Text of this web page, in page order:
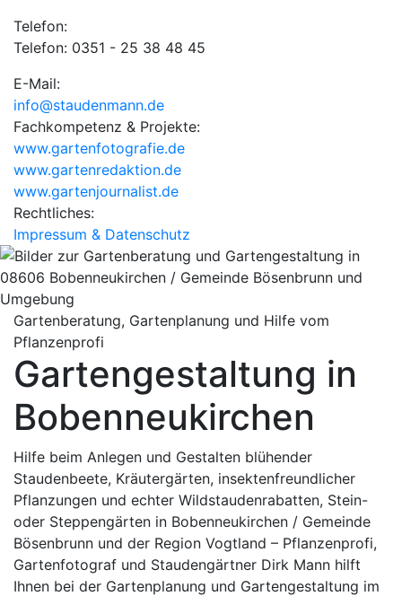
Telefon:
Telefon: 0351 - 25 38 48 45
E-Mail:
info@staudenmann.de
Fachkompetenz & Projekte:
www.gartenfotografie.de
www.gartenredaktion.de
www.gartenjournalist.de
Rechtliches:
Impressum & Datenschutz
Gartenberatung, Gartenplanung und Hilfe vom
Pflanzenprofi
Gartengestaltung in
Bobenneukirchen
Hilfe beim Anlegen und Gestalten blühender
Staudenbeete, Kräutergärten, insektenfreundlicher
Pflanzungen und echter Wildstaudenrabatten, Stein-
oder Steppengärten in Bobenneukirchen / Gemeinde
Bösenbrunn und der Region Vogtland – Pflanzenprofi,
Gartenfotograf und Staudengärtner Dirk Mann hilft
Ihnen bei der Gartenplanung und Gartengestaltung im